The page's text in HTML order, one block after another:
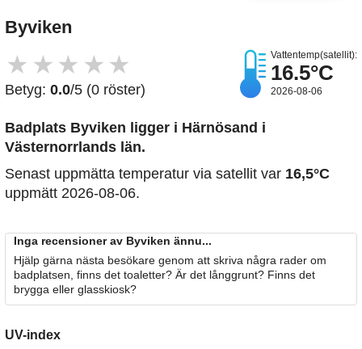
Byviken
★ ★ ★ ★ ★
Betyg: 0.0/5 (0 röster)
Vattentemp(satellit):
16.5°C
2026-08-06
Badplats Byviken ligger i Härnösand i
Västernorrlands län.
Senast uppmätta temperatur via satellit var 16,5°C
uppmätt 2026-08-06.
Inga recensioner av Byviken ännu...
Hjälp gärna nästa besökare genom att skriva några rader om
badplatsen, finns det toaletter? Är det långgrunt? Finns det
brygga eller glasskiosk?
UV-index